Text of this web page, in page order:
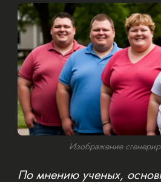
Изображение
По мнению ученых,